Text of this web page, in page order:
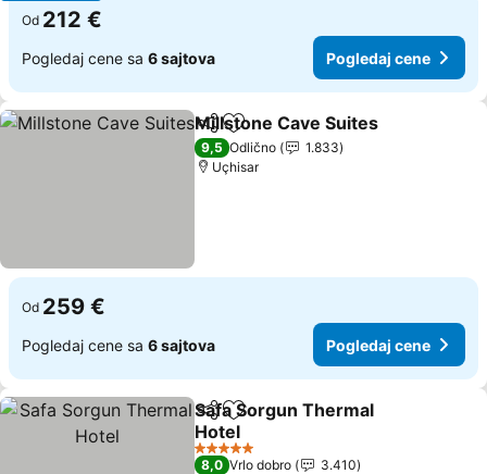
Od 212 €
Pogledaj cene sa 6 sajtova Pogledaj cene
Deli Dodati u favorite
Millstone Cave Suites
9,5 Odlično
1.833
Uçhisar
Od 259 €
Pogledaj cene sa 6 sajtova Pogledaj cene
Deli Dodati u favorite
Safa Sorgun Thermal
Hotel
5 Zvezdice
8,0 Vrlo dobro
3.410